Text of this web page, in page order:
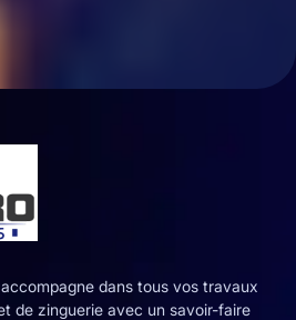
dans tous vos travaux
de zinguerie avec un savoir-faire